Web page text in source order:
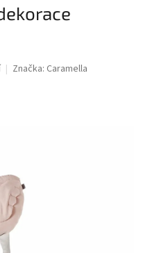
Značka: Caramella